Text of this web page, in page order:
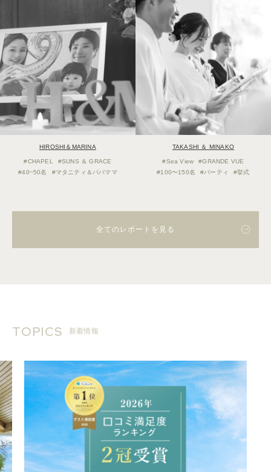
HIROSHI＆MARINA
#CHAPEL
#SUNS ＆ GRACE
#40~50名
#マタニティ＆パパママ
TAKASHI ＆ MINAKO
#Sea View
#GRANDE VUE
#100〜150名
#パーティ #挙式
全てのレポートを見る
TOPICS 新着情報